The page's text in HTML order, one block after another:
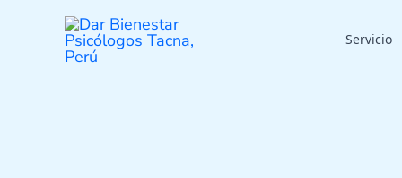
contenido
Servicio